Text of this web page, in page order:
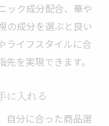
ック成分配合、華や
の成分を選ぶと良い
ライフスタイルに合
を実現できます。
に入れる
自分に合った商品選